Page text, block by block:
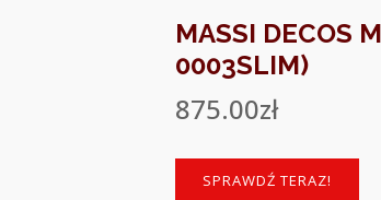
MASSI DECOS
0003SLIM)
875.00zł
SPRAWDŹ TERAZ!